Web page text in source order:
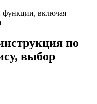
функции, включая
по
выбор